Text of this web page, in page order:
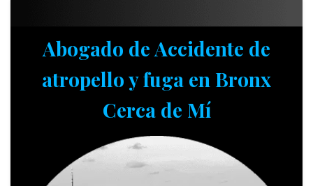
Abogado de Accidente de
atropello y fuga en Bronx
Cerca de Mí